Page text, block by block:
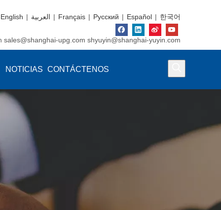
English | العربية | Français | Pусский | Español | 한국어
sales@shanghai-upg.com shyuyin@shanghai-yuyin.com
NOTICIAS CONTÁCTENOS